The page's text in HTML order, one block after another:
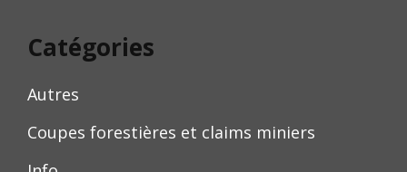
Catégories
Autres
Coupes forestières et claims miniers